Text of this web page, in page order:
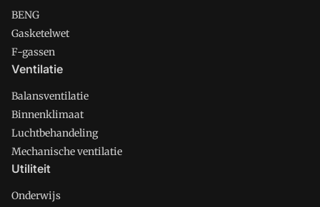
BENG
Gasketelwet
F-gassen
Ventilatie
Balansventilatie
Binnenklimaat
Luchtbehandeling
Mechanische ventilatie
Utiliteit
Onderwijs